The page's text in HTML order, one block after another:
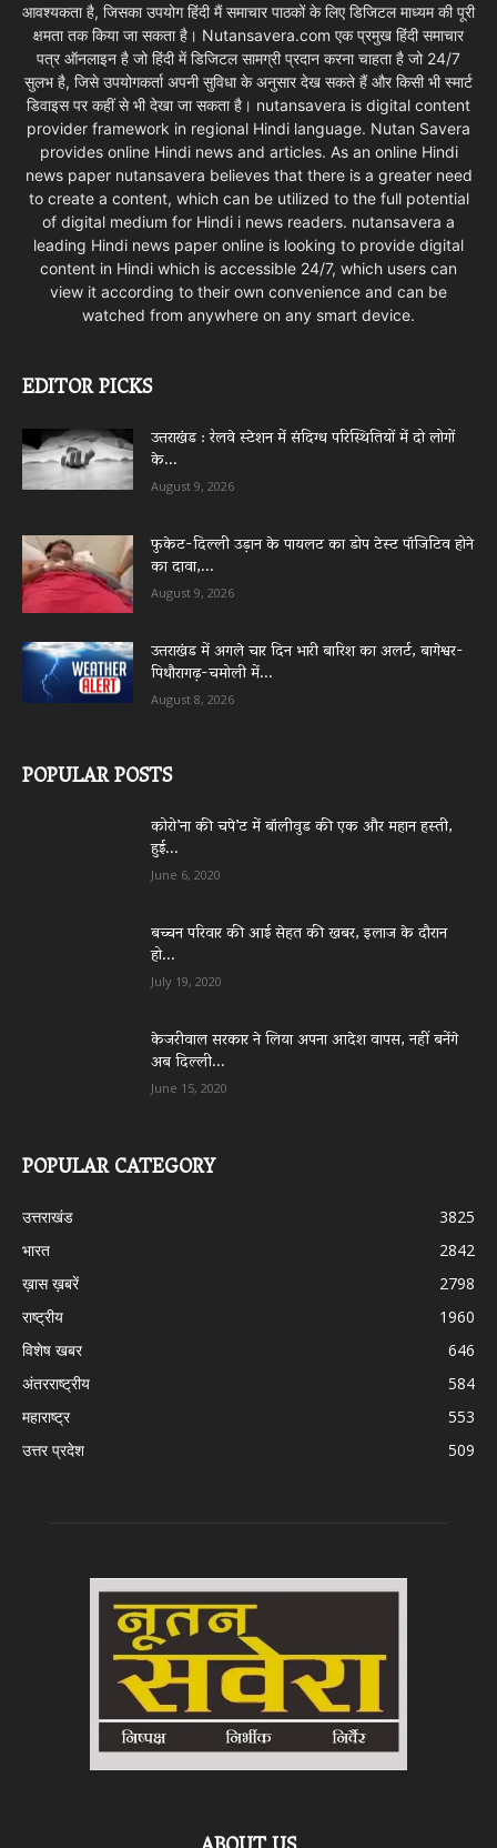
आवश्यकता है, जिसका उपयोग हिंदी मैं समाचार पाठकों के लिए डिजिटल माध्यम की पूरी
क्षमता तक किया जा सकता है। Nutansavera.com एक प्रमुख हिंदी समाचार
पत्र ऑनलाइन है जो हिंदी में डिजिटल सामग्री प्रदान करना चाहता है जो 24/7
सुलभ है, जिसे उपयोगकर्ता अपनी सुविधा के अनुसार देख सकते हैं और किसी भी स्मार्ट
डिवाइस पर कहीं से भी देखा जा सकता है। nutansavera is digital content
provider framework in regional Hindi language. Nutan Savera
provides online Hindi news and articles. As an online Hindi
news paper nutansavera believes that there is a greater need
to create a content, which can be utilized to the full potential
of digital medium for Hindi i news readers. nutansavera a
leading Hindi news paper online is looking to provide digital
content in Hindi which is accessible 24/7, which users can
view it according to their own convenience and can be
watched from anywhere on any smart device.
EDITOR PICKS
उत्तराखंड : रेलवे स्टेशन में संदिग्ध परिस्थितियों में दो लोगों
के...
August 9, 2026
फुकेट-दिल्ली उड़ान के पायलट का डोप टेस्ट पॉजिटिव होने
का दावा,...
August 9, 2026
उत्तराखंड में अगले चार दिन भारी बारिश का अलर्ट, बागेश्वर-
पिथौरागढ़-चमोली में...
August 8, 2026
POPULAR POSTS
कोरो’ना की चपे’ट में बॉलीवुड की एक और महान हस्ती,
हुई...
June 6, 2020
बच्चन परिवार की आई सेहत की खबर, इलाज के दौरान
हो...
July 19, 2020
केजरीवाल सरकार ने लिया अपना आदेश वापस, नहीं बनेंगे
अब दिल्ली...
June 15, 2020
POPULAR CATEGORY
उत्तराखंड
3825
भारत
2842
ख़ास ख़बरें
2798
राष्ट्रीय
1960
विशेष खबर
646
अंतरराष्ट्रीय
584
महाराष्ट्र
553
उत्तर प्रदेश
509